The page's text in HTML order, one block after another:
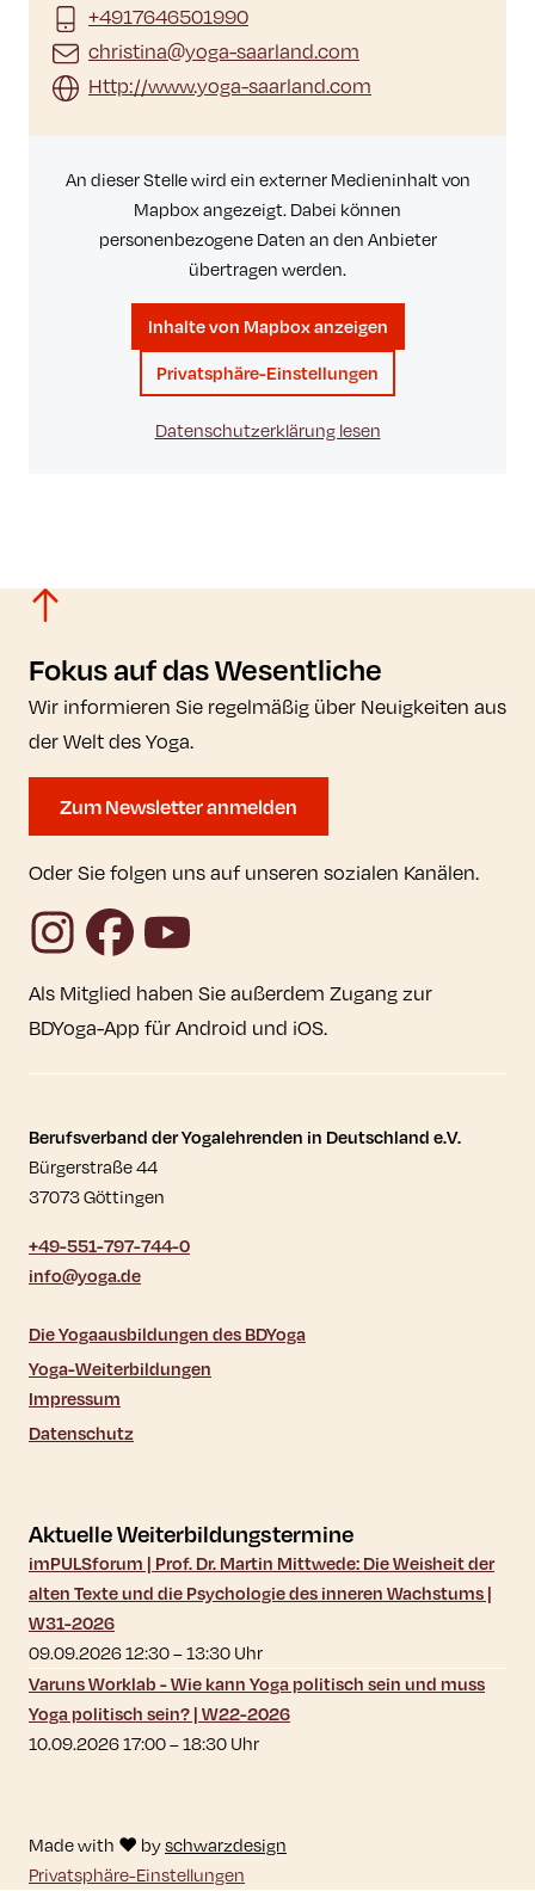
+4917646501990
christina@yoga-saarland.com
Http://www.yoga-saarland.com
An dieser Stelle wird ein externer Medieninhalt von
Mapbox angezeigt. Dabei können
personenbezogene Daten an den Anbieter
übertragen werden.
Inhalte von Mapbox anzeigen
Privatsphäre-Einstellungen
Datenschutzerklärung lesen
Fokus auf das Wesentliche
Wir informieren Sie regelmäßig über Neuigkeiten aus
der Welt des Yoga.
Zum Newsletter anmelden
Oder Sie folgen uns auf unseren sozialen Kanälen.
InstagramFacebookYouTube
Als Mitglied haben Sie außerdem Zugang zur
BDYoga-App für Android und iOS.
Kontaktdaten und weitere Links
Berufsverband der Yogalehrenden in Deutschland e.V.
Bürgerstraße 44
37073 Göttingen
+49-551-797-744-0
info@yoga.de
Die Yogaausbildungen des BDYoga
Yoga-Weiterbildungen
Impressum
Datenschutz
Aktuelle Weiterbildungstermine
imPULSforum | Prof. Dr. Martin Mittwede: Die Weisheit der
alten Texte und die Psychologie des inneren Wachstums |
W31-2026
09.09.2026 12:30–13:30Uhr
Varuns Worklab - Wie kann Yoga politisch sein und muss
Yoga politisch sein? | W22-2026
10.09.2026 17:00–18:30Uhr
Made with ♥ byschwarzdesign
Privatsphäre-Einstellungen